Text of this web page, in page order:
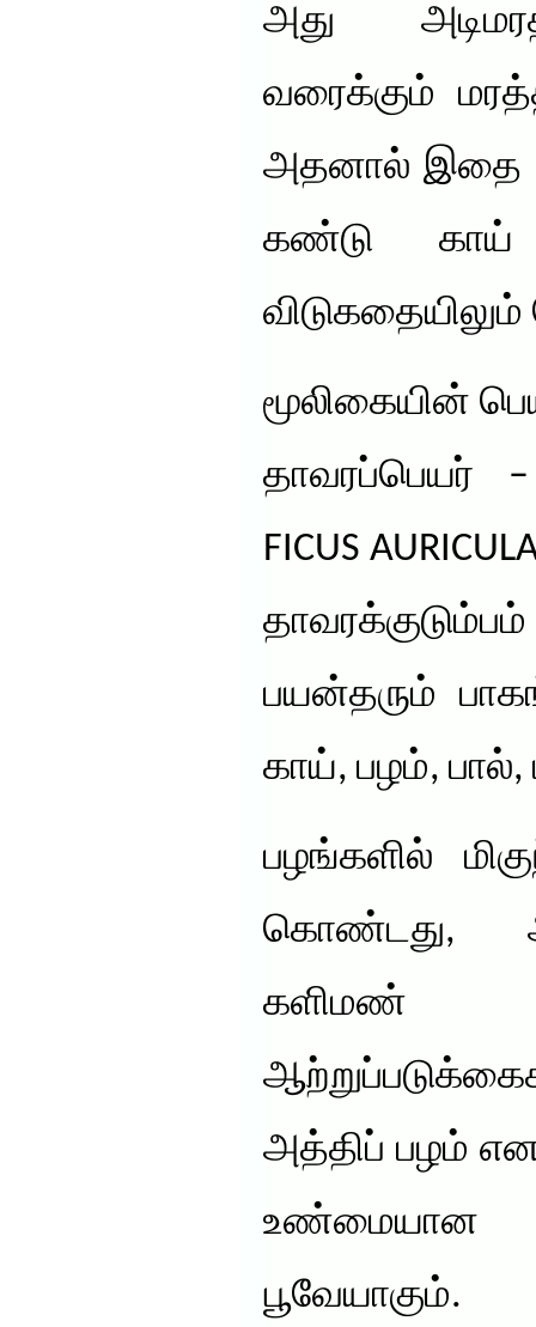
அது
வரைக்கும்
அதனால் இதை
கண்டு காய்
மூலிகையின்
தாவரப்பெயர் –
FICUS
தாவரக்குடும்பம்
பயன்தரும்
காய், பழம்,
பழங்களில்
கொண்டது,
களிமண்
அத்திப் பழம் என